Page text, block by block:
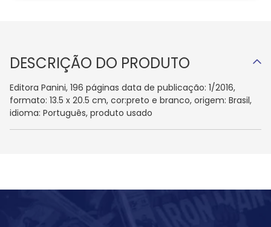
DESCRIÇÃO DO PRODUTO
Editora Panini, 196 páginas data de publicação: 1/2016,
formato: 13.5 x 20.5 cm, cor:preto e branco, origem: Brasil,
idioma: Português, produto usado